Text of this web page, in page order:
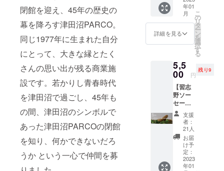
閉館を迎え、45年の歴史の
幕を降ろす津田沼PARCO。
同じ1977年に生まれた自分
にとって、大きな縁とたく
さんの思い出が残る商業施
設です。若かりし青春時代
を津田沼で過ごし、45年も
の間、津田沼のシンボルで
あった津田沼PARCOの閉館
を知り、何かできないだろ
うか という一心で仲間を募
NITRO
MICRO
PHONE
UNDER
GROUN
D・ラッ
ヤ・
YOU
THE
ROCK
★&DJ
DA-
15・大
蛇・
DOSUK
OI
RAPPE
RS・
MIKRIS
ダナに
オリジ
ナルの
『The
のネー
ムを特
別に入
れまし
た。 ※
仕上が
りサイ
ズ：
52cm×
52cm ※
価格は
税込・
送料込
の価格
10個）
千葉県
産の欅
（けや
き）を
フレー
い、背
板には
椨（た
ぶ）、
かんざ
し部分
には桜
（さく
ら）を
使用し
た、 保
精郎オ
リジナ
ルのハ
年01
月
詳細を見る
こ
の
リ
タ
ー
ン
を
選
択
す
る
5,5
00 円
残り9
【習志
野ソー
セー
ジ】
（限定
30個）
約100年
前にド
イツ式
ソー
セージ
支援
者：
21人
お届
け予
定：
2023
年01